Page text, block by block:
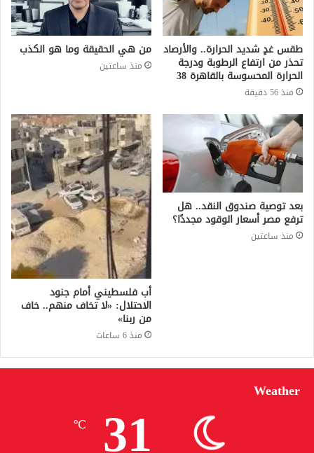
طقس غدٍ شديد الحرارة.. والأرصاد
تحذر من ارتفاع الرطوبة ودرجة
الحرارة المحسوسة بالقاهرة 38
منذ 56 دقيقة
من هي الحقيقة وما هو الكذب
منذ ساعتين
بعد توصية صندوق النقد.. هل
ترفع مصر أسعار الوقود مجددًا؟
منذ ساعتين
أب فلسطيني أمام جنود
الاحتلال: «لا تخاف منهم.. خاف
من ربنا»
منذ 6 ساعات
Weather
℃